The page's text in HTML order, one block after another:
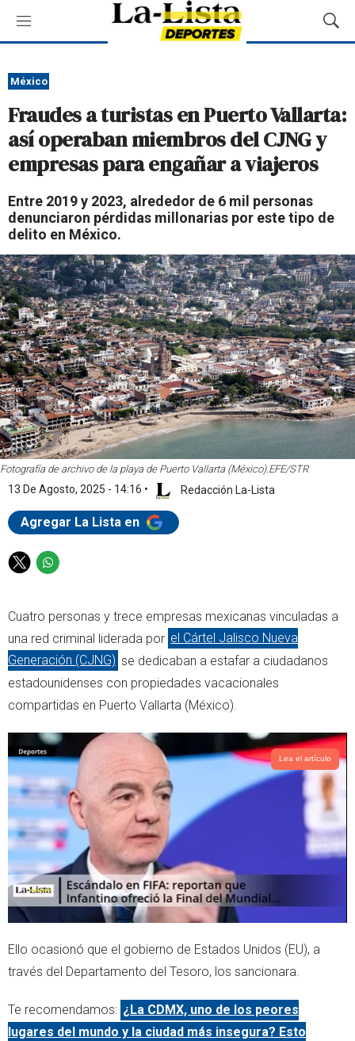
M
e
ú
M
o
a
r
u
e
a
México
Fraudes a turistas en Puerto Vallarta:
así operaban miembros del CJNG y
empresas para engañar a viajeros
Entre 2019 y 2023, alrededor de 6 mil personas
denunciaron pérdidas millonarias por este tipo de
delito en México.
Fotografía de archivo de la playa de Puerto Vallarta (México). EFE/STR
13 De Agosto, 2025 - 14:16 • Redacción La-Lista
Agregar La Lista en
T
t
t
e
r
W
t
s
a
p
p
Cuatro personas y trece empresas mexicanas vinculadas a
una red criminal liderada por el Cártel Jalisco Nueva
Generación (CJNG) se dedicaban a estafar a ciudadanos
estadounidenses con propiedades vacacionales
compartidas en Puerto Vallarta (México).
Lea el artículo
Ello ocasionó que el gobierno de Estados Unidos (EU), a
través del Departamento del Tesoro, los sancionara.
Te recomendamos: ¿La CDMX, uno de los peores
lugares del mundo y la ciudad más insegura? Esto